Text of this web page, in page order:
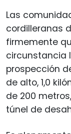
Las
cordilleranas
firmemente
circunstancia
prospección
de alto, 1,0
de 200
túnel de